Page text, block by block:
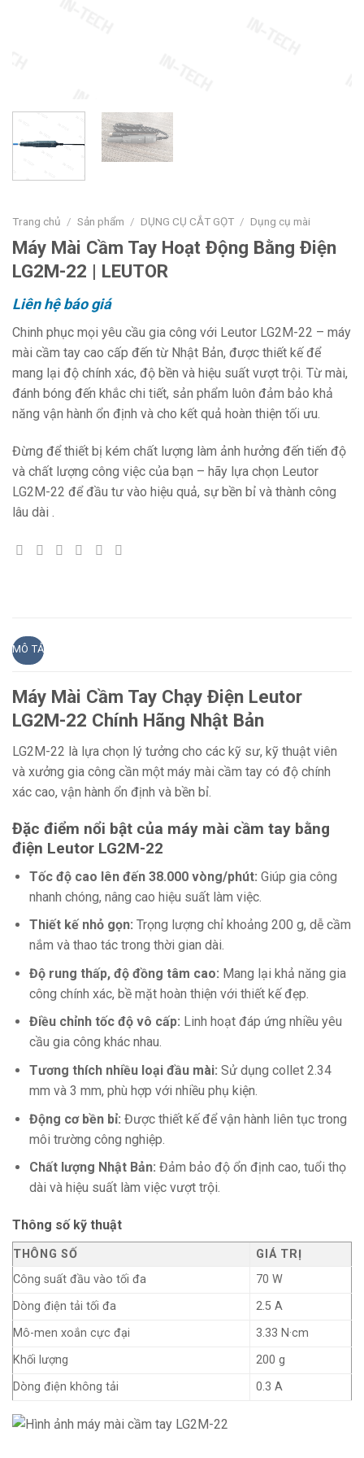
Trang chủ / Sản phẩm / DỤNG CỤ CẮT GỌT / Dụng cụ mài
Máy Mài Cầm Tay Hoạt Động Bằng Điện
LG2M-22 | LEUTOR
Liên hệ báo giá
Chinh phục mọi yêu cầu gia công với Leutor LG2M-22 – máy
mài cầm tay cao cấp đến từ Nhật Bản, được thiết kế để
mang lại độ chính xác, độ bền và hiệu suất vượt trội. Từ mài,
đánh bóng đến khắc chi tiết, sản phẩm luôn đảm bảo khả
năng vận hành ổn định và cho kết quả hoàn thiện tối ưu.
Đừng để thiết bị kém chất lượng làm ảnh hưởng đến tiến độ
và chất lượng công việc của bạn – hãy lựa chọn Leutor
LG2M-22 để đầu tư vào hiệu quả, sự bền bỉ và thành công
lâu dài .
MÔ TẢ
Máy Mài Cầm Tay Chạy Điện Leutor
LG2M-22 Chính Hãng Nhật Bản
LG2M-22 là lựa chọn lý tưởng cho các kỹ sư, kỹ thuật viên
và xưởng gia công cần một máy mài cầm tay có độ chính
xác cao, vận hành ổn định và bền bỉ.
Đặc điểm nổi bật của máy mài cầm tay bằng
điện Leutor LG2M-22
Tốc độ cao lên đến 38.000 vòng/phút: Giúp gia công
nhanh chóng, nâng cao hiệu suất làm việc.
Thiết kế nhỏ gọn: Trọng lượng chỉ khoảng 200 g, dễ cầm
nắm và thao tác trong thời gian dài.
Độ rung thấp, độ đồng tâm cao: Mang lại khả năng gia
công chính xác, bề mặt hoàn thiện với thiết kế đẹp.
Điều chỉnh tốc độ vô cấp: Linh hoạt đáp ứng nhiều yêu
cầu gia công khác nhau.
Tương thích nhiều loại đầu mài: Sử dụng collet 2.34
mm và 3 mm, phù hợp với nhiều phụ kiện.
Động cơ bền bỉ: Được thiết kế để vận hành liên tục trong
môi trường công nghiệp.
Chất lượng Nhật Bản: Đảm bảo độ ổn định cao, tuổi thọ
dài và hiệu suất làm việc vượt trội.
Thông số kỹ thuật
THÔNG SỐ
GIÁ TRỊ
Công suất đầu vào tối đa
70 W
Dòng điện tải tối đa
2.5 A
Mô-men xoắn cực đại
3.33 N·cm
Khối lượng
200 g
Dòng điện không tải
0.3 A